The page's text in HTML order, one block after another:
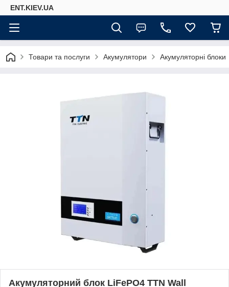
ENT.KIEV.UA
Товари та послуги Акумулятори Акумуляторні блоки
Акумуляторний блок LiFePO4 TTN Wall